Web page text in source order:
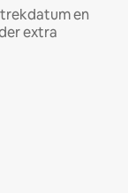
en
extra